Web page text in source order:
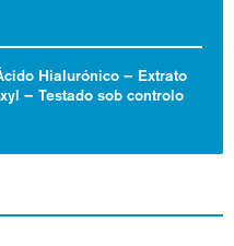
Hialurónico – Extrato
– Testado sob controlo